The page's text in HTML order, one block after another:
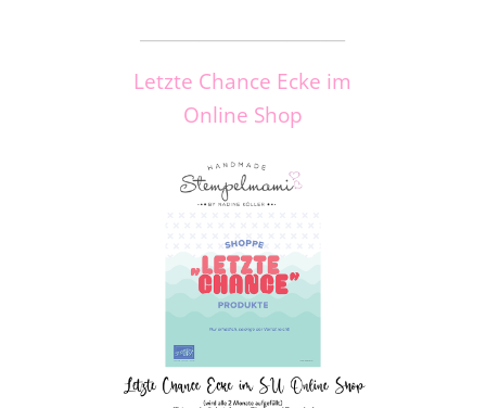
Letzte Chance Ecke im
Online Shop